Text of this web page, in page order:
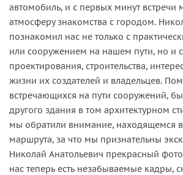
автомобиль, и с первых минут встречи
атмосферу знакомства с городом.
познакомил нас не только с
или сооружением на нашем пути, но и
проектирования, строительства,
жизни их создателей и владельцев.
встречающихся на пути сооружений,
другого здания в том архитектурном
мы обратили внимание, находящемся в
маршрута, за что мы признательны
Николай Анатольевич прекрасный
нас теперь есть незабываемые кадры,